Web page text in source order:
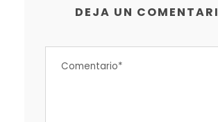
DEJA UN